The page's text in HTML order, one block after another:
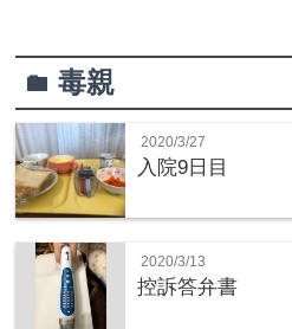
folder毒親
2020/3/27
入院9日目
2020/3/13
控訴答弁書